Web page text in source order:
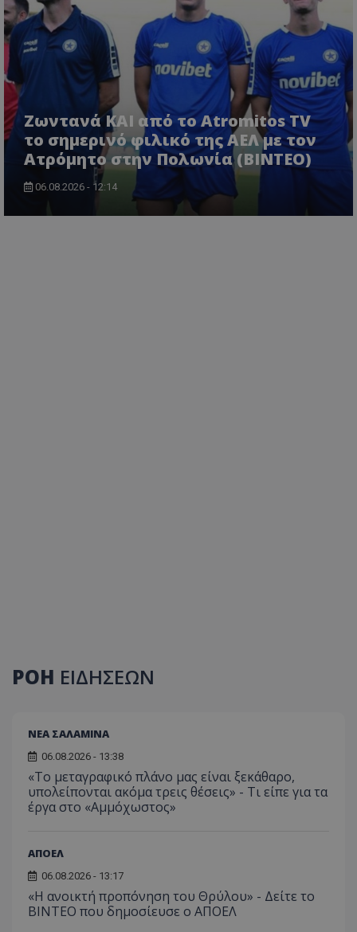
Ζωντανά ΚΑΙ από το Atromitos TV
το σημερινό φιλικό της ΑΕΛ με τον
Ατρόμητο στην Πολωνία (ΒΙΝΤΕΟ)
06.08.2026 - 12:14
ΡΟΗ ΕΙΔΗΣΕΩΝ
ΝΕΑ ΣΑΛΑΜΙΝΑ
06.08.2026 - 13:38
«Το μεταγραφικό πλάνο μας είναι ξεκάθαρο,
υπολείπονται ακόμα τρεις θέσεις» - Τι είπε για τα
έργα στο «Αμμόχωστος»
ΑΠΟΕΛ
06.08.2026 - 13:17
«Η ανοικτή προπόνηση του Θρύλου» - Δείτε το
ΒΙΝΤΕΟ που δημοσίευσε ο ΑΠΟΕΛ